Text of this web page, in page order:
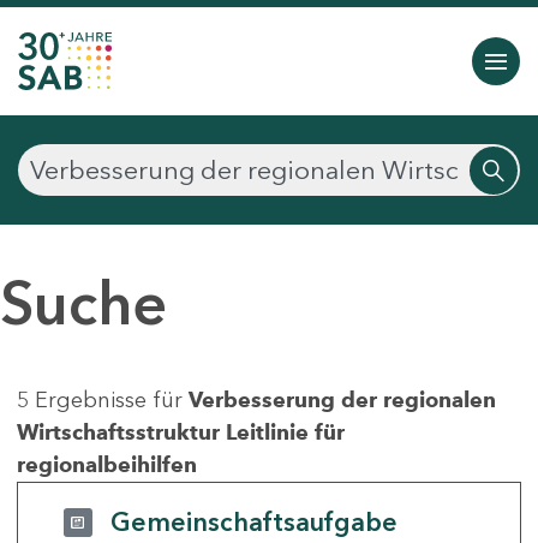
Suche
5 Ergebnisse für Verbesserung der regionalen
Wirtschaftsstruktur Leitlinie für
regionalbeihilfen
Gemeinschaftsaufgabe